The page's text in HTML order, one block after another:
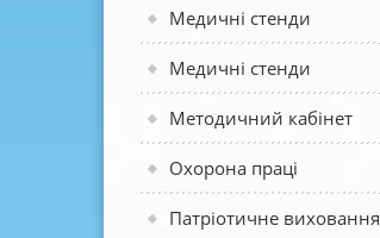
Медичні стенди
Медичні стенди
Методичний кабінет
Охорона праці
Патріотичне виховання